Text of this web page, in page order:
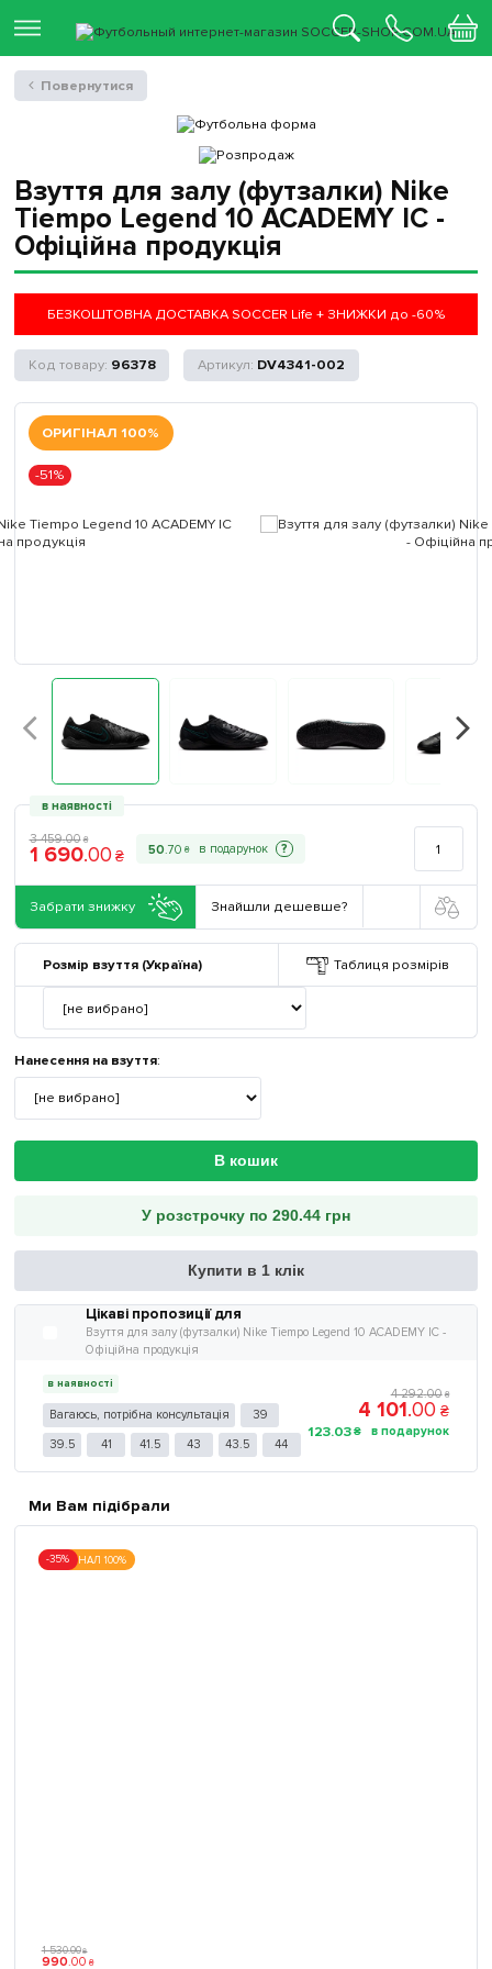
Взуття для залу (футзалки) Nike
Tiempo Legend 10 ACADEMY IC -
Офіційна продукція
БЕЗКОШТОВНА ДОСТАВКА SOCCER Life + ЗНИЖКИ до -60%
96378 DV4341-002
ОРИГІНАЛ 100%
-51%
в наявності
3 459.00 ₴
1 690.00 ₴ 50.70 ₴ ?
Забрати знижку Знайшли дешевше?
Розмір взуття (Україна) Таблиця розмірів
Нанесення на взуття:
В кошик
У розстрочку по 290.44 грн
Купити в 1 клік
Цікаві пропозиції для
Взуття для залу (футзалки) Nike Tiempo Legend 10 ACADEMY IC -
Офіційна продукція
в наявності
Вагаюсь, потрібна консультація 39
39.5 41 41.5 43 43.5 44
4 292.00 ₴
4 101.00 ₴
123.03₴
Ми Вам підібрали
ОРИГІНАЛ 100%
-35%
1 530.00 ₴
990.00 ₴
Повернутися